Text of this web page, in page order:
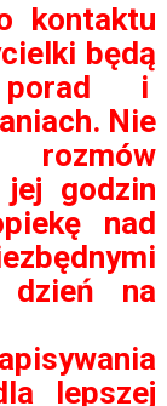
kontaktu
będą
porad i
Nie
godzin
nad
dzień na
lepszej